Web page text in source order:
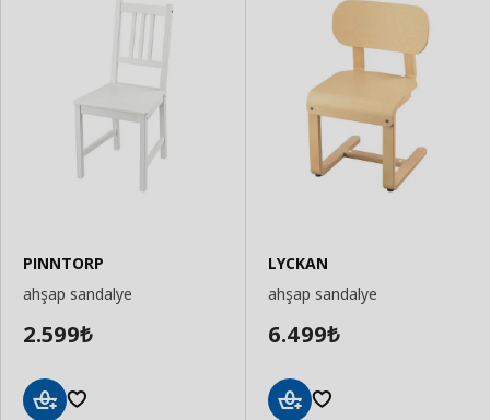
PINNTORP
ahşap sandalye
2.599₺
LYCKAN
ahşap sandalye
6.499₺